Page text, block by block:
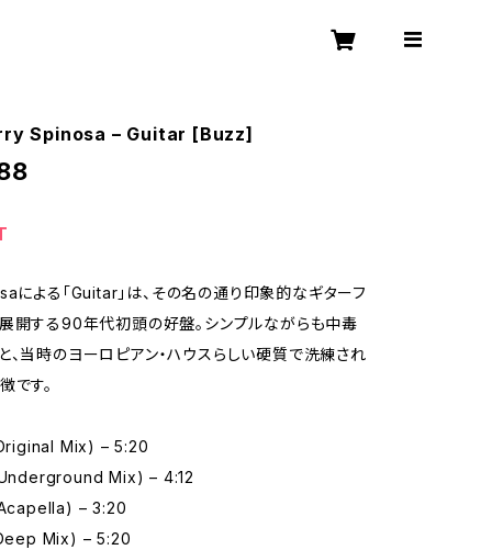
Spinosa – Guitar [Buzz]
よる「Guitar」は、その名の通り印象的なギターフ
開する90年代初頭の好盤。シンプルながらも中毒
、当時のヨーロピアン・ハウスらしい硬質で洗練され
です。
Mix) – 5:20
Mix) – 4:12
– 3:20
Mix) – 5:20